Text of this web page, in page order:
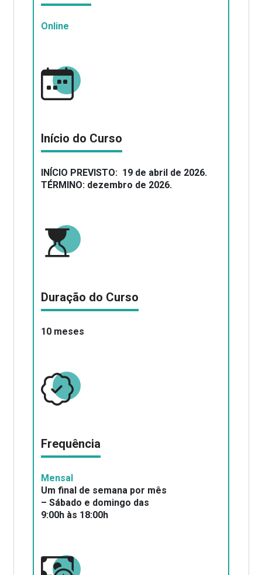
Online
Início do Curso
INÍCIO PREVISTO: 19 de abril de 2026.
TÉRMINO: dezembro de 2026.
Duração do Curso
10 meses
Frequência
Mensal
Um final de semana por mês
– Sábado e domingo das
9:00h às 18:00h